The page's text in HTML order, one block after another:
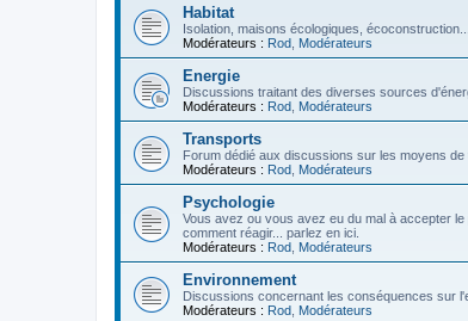
Habitat
Isolation, maisons écologiques,
Modérateurs : Rod Modérateurs
Energie
Discussions traitant des diverses sources
Modérateurs : Rod Modérateurs
Transports
Forum dédié aux discussions sur les moyens de
Modérateurs : Rod Modérateurs
Psychologie
Vous avez ou vous avez eu du mal à accepter
comment réagir... parlez en ici.
Modérateurs : Rod Modérateurs
Environnement
Discussions concernant les conséquences sur
Modérateurs : Rod Modérateurs